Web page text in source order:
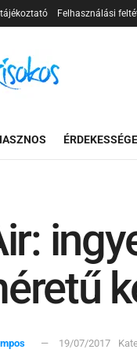
Felhasználási
19/07/2017